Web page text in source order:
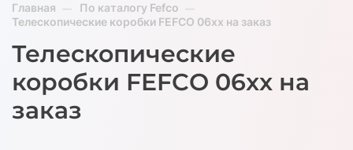
Главная
По каталогу Fefco
Телескопические коробки FEFCO 06xx на заказ
Телескопические
коробки FEFCO 06xx на
заказ